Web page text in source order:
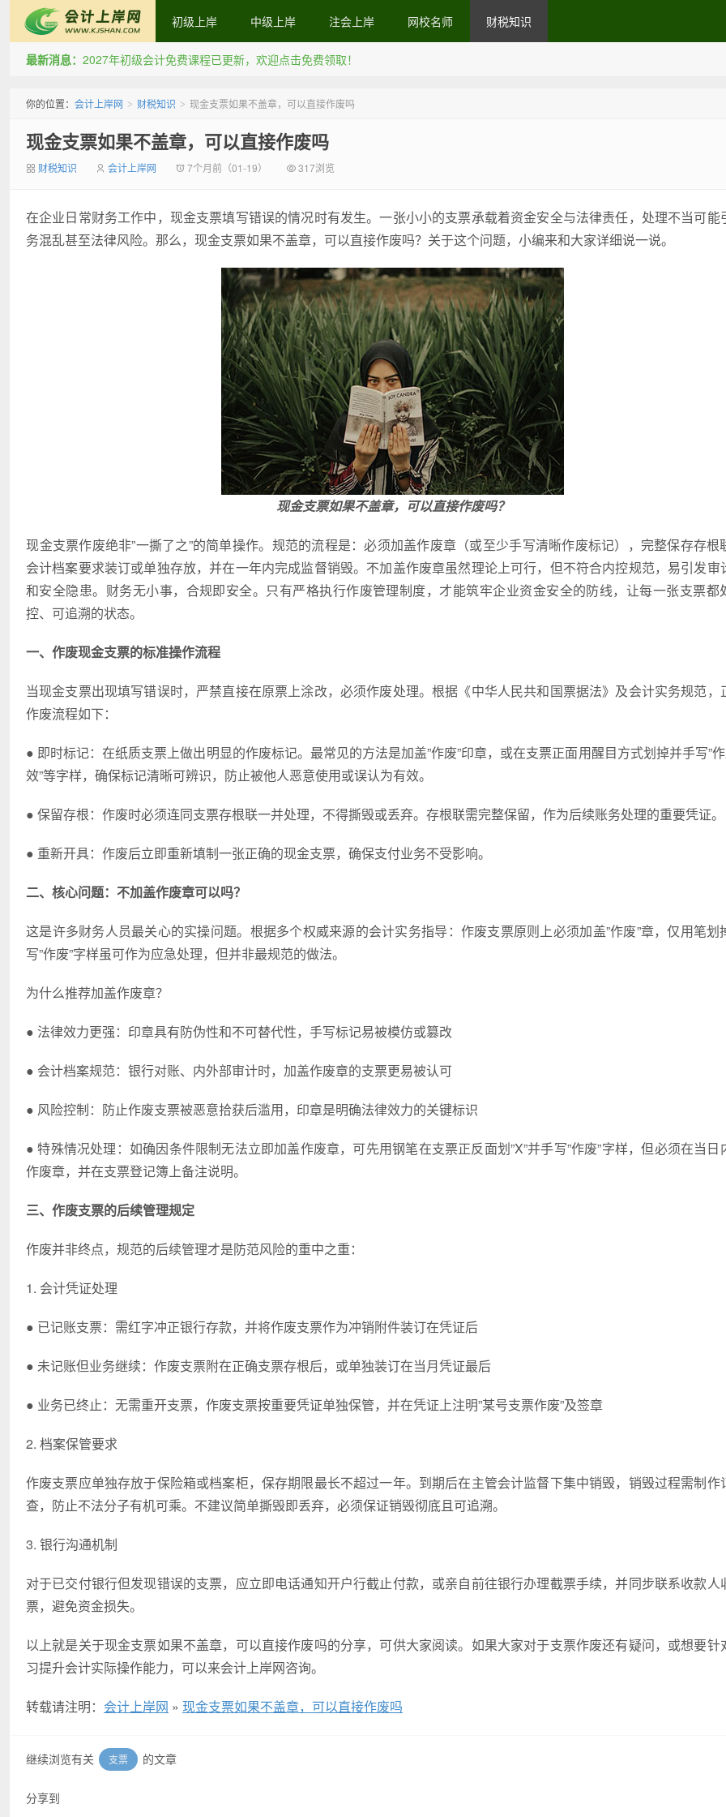
初级上岸 中级上岸 注会上岸 网校名师 财税知识
最新消息： 2027年初级会计免费课程已更新，欢迎点击免费领取！
你的位置： 会计上岸网 > 财税知识 > 现金支票如果不盖章，可以直接作废吗
现金支票如果不盖章，可以直接作废吗
财税知识 会计上岸网 7个月前（01-19） 317浏览
在企业日常财务工作中，现金支票填写错误的情况时有发生。一张小小的支票承载着资金安全与法律责任，处理不当可能
务混乱甚至法律风险。那么，现金支票如果不盖章，可以直接作废吗？关于这个问题，小编来和大家详细说一说。
现金支票如果不盖章，可以直接作废吗？
现金支票作废绝非”一撕了之”的简单操作。规范的流程是：必须加盖作废章（或至少手写清晰作废标记），完整保存存根
会计档案要求装订或单独存放，并在一年内完成监督销毁。不加盖作废章虽然理论上可行，但不符合内控规范，易引发审
和安全隐患。财务无小事，合规即安全。只有严格执行作废管理制度，才能筑牢企业资金安全的防线，让每一张支票都
控、可追溯的状态。
一、作废现金支票的标准操作流程
当现金支票出现填写错误时，严禁直接在原票上涂改，必须作废处理。根据《中华人民共和国票据法》及会计实务规范，
作废流程如下：
● 即时标记：在纸质支票上做出明显的作废标记。最常见的方法是加盖”作废”印章，或在支票正面用醒目方式划掉并手写”作
效”等字样，确保标记清晰可辨识，防止被他人恶意使用或误认为有效。
● 保留存根：作废时必须连同支票存根联一并处理，不得撕毁或丢弃。存根联需完整保留，作为后续账务处理的重要凭证。
● 重新开具：作废后立即重新填制一张正确的现金支票，确保支付业务不受影响。
二、核心问题：不加盖作废章可以吗？
这是许多财务人员最关心的实操问题。根据多个权威来源的会计实务指导：作废支票原则上必须加盖”作废”章，仅用笔划
写”作废”字样虽可作为应急处理，但并非最规范的做法。
为什么推荐加盖作废章？
● 法律效力更强：印章具有防伪性和不可替代性，手写标记易被模仿或篡改
● 会计档案规范：银行对账、内外部审计时，加盖作废章的支票更易被认可
● 风险控制：防止作废支票被恶意拾获后滥用，印章是明确法律效力的关键标识
● 特殊情况处理：如确因条件限制无法立即加盖作废章，可先用钢笔在支票正反面划”X”并手写”作废”字样，但必须在当日
作废章，并在支票登记簿上备注说明。
三、作废支票的后续管理规定
作废并非终点，规范的后续管理才是防范风险的重中之重：
1. 会计凭证处理
● 已记账支票：需红字冲正银行存款，并将作废支票作为冲销附件装订在凭证后
● 未记账但业务继续：作废支票附在正确支票存根后，或单独装订在当月凭证最后
● 业务已终止：无需重开支票，作废支票按重要凭证单独保管，并在凭证上注明”某号支票作废”及签章
2. 档案保管要求
作废支票应单独存放于保险箱或档案柜，保存期限最长不超过一年。到期后在主管会计监督下集中销毁，销毁过程需制作
查，防止不法分子有机可乘。不建议简单撕毁即丢弃，必须保证销毁彻底且可追溯。
3. 银行沟通机制
对于已交付银行但发现错误的支票，应立即电话通知开户行截止付款，或亲自前往银行办理截票手续，并同步联系收款人
票，避免资金损失。
以上就是关于现金支票如果不盖章，可以直接作废吗的分享，可供大家阅读。如果大家对于支票作废还有疑问，或想要针
习提升会计实际操作能力，可以来会计上岸网咨询。
转载请注明： 会计上岸网 » 现金支票如果不盖章，可以直接作废吗
继续浏览有关 支票 的文章
分享到